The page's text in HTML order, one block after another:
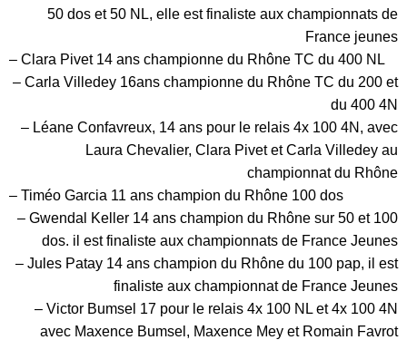
50 dos et 50 NL, elle est finaliste aux championnats de
France jeunes
– Clara Pivet 14 ans championne du Rhône TC du 400 NL
– Carla Villedey 16ans championne du Rhône TC du 200 et
du 400 4N
– Léane Confavreux, 14 ans pour le relais 4x 100 4N, avec
Laura Chevalier, Clara Pivet et Carla Villedey au
championnat du Rhône
– Timéo Garcia 11 ans champion du Rhône 100 dos
– Gwendal Keller 14 ans champion du Rhône sur 50 et 100
dos. il est finaliste aux championnats de France Jeunes
– Jules Patay 14 ans champion du Rhône du 100 pap, il est
finaliste aux championnat de France Jeunes
– Victor Bumsel 17 pour le relais 4x 100 NL et 4x 100 4N
avec Maxence Bumsel, Maxence Mey et Romain Favrot